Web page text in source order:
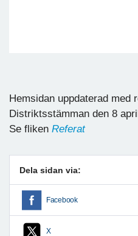
Hemsidan uppdaterad med
Distriktsstämman den 8
Se fliken Referat
Dela sidan via:
Facebook
X